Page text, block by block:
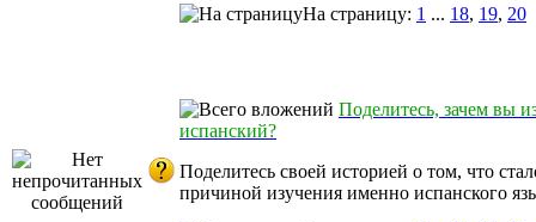
На страницу: 1 ... 18, 19, 20
Поделитесь, зачем вы
испанский?
Поделитесь своей историей о том, что
причиной изучения именно испанского